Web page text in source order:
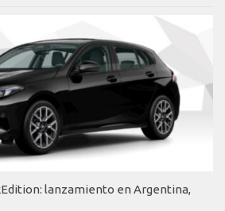
lanzamiento en Argentina,